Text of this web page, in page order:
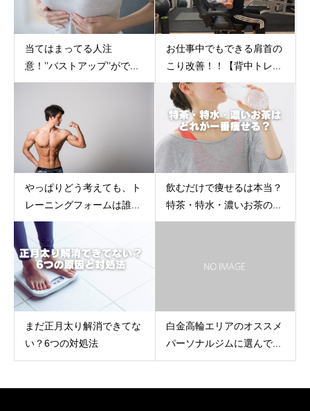
当てはまってる人注
意！’’バストアップ’’がで...
お仕事中でもできる肩首の
こり改善！！【背中トレ...
やっぱりどう考えても、ト
レーニングフォームは誰...
飲むだけで痩せるは本当？
特茶・特水・濃いお茶の...
まだ正月太り解消できてな
い？6つの対処法
白金高輪エリアのオススメ
パーソナルジムに選んで...